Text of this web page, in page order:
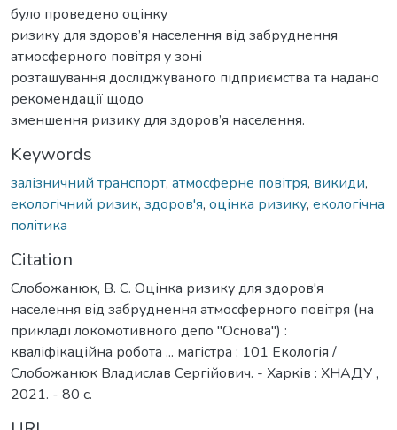
було проведено оцінку
ризику для здоров’я населення від забруднення
атмосферного повітря у зоні
розташування досліджуваного підприємства та надано
рекомендації щодо
зменшення ризику для здоров’я населення.
Keywords
залізничний транспорт, атмосферне повітря, викиди,
екологічний ризик, здоров'я, оцінка ризику, екологічна
політика
Citation
Слобожанюк, В. С. Оцінка ризику для здоров'я
населення від забруднення атмосферного повітря (на
прикладі локомотивного депо "Основа") :
кваліфікаційна робота ... магістра : 101 Екологія /
Слобожанюк Владислав Сергійович. - Харків : ХНАДУ ,
2021. - 80 с.